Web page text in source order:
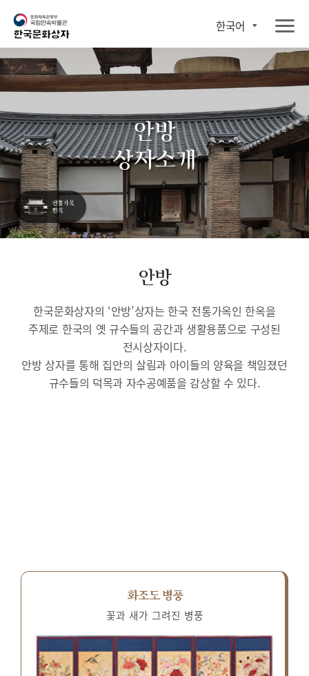
한국어
안방
상자소개
안방
한국문화상자의 ‘안방’상자는 한국 전통가옥인 한옥을
주제로 한국의 옛 규수들의 공간과 생활용품으로 구성된
전시상자이다.
안방 상자를 통해 집안의 살림과 아이들의 양육을 책임졌던
규수들의 덕목과 자수공예품을 감상할 수 있다.
화조도 병풍
꽃과 새가 그려진 병풍